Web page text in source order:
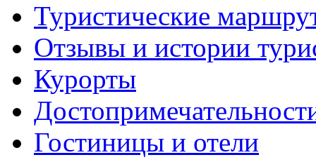
Туристические
Отзывы и истории
Курорты
Гостиницы и отели